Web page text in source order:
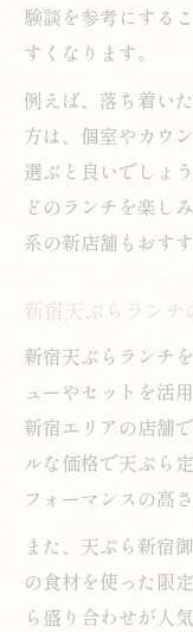
験談を参考にする
すくなります。
例えば、落ち着い
方は、個室やカウ
選ぶと良いでしょ
どのランチを楽し
系の新店舗もおすす
新宿天ぷらラン
新宿天ぷらランチ
ューやセットを活
新宿エリアの店舗
ルな価格で天ぷら
フォーマンスの高
また、天ぷら新宿
の食材を使った限
ら盛り合わせが人